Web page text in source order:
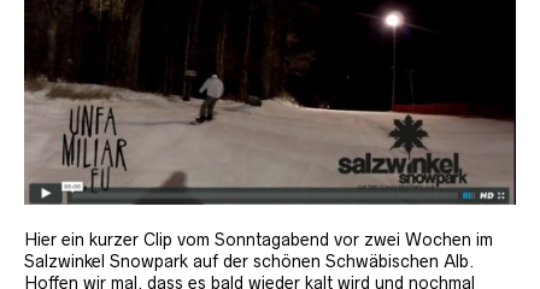
Hier ein kurzer Clip vom Sonntagabend vor zwei Wochen im
Salzwinkel Snowpark auf der schönen Schwäbischen Alb.
Hoffen wir mal, dass es bald wieder kalt wird und nochmal